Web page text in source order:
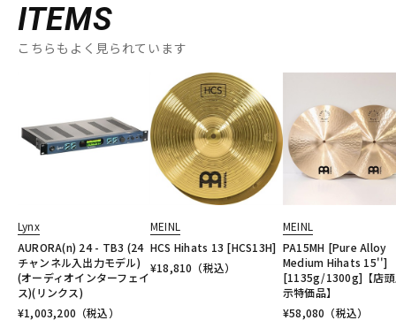
ITEMS
こちらもよく見られています
Lynx
AURORA(n) 24 - TB3 (24
チャンネル入出力モデル)
(オーディオインターフェイ
ス)(リンクス)
¥1,003,200 （税込）
MEINL
HCS Hihats 13 [HCS13H]
¥18,810 （税込）
MEINL
PA15MH [Pure Alloy
Medium Hihats 15'']
[1135g/1300g]【店
示特価品】
¥58,080 （税込）